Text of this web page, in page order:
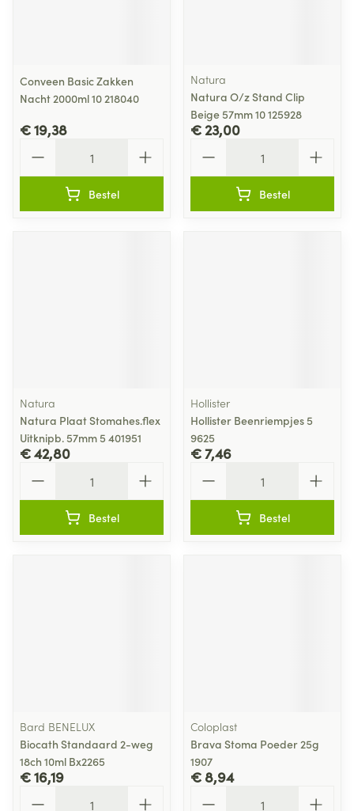
Conveen Basic Zakken
Nacht 2000ml 10 218040
€ 19,38
Bestel
Natura
Natura O/z Stand Clip
Beige 57mm 10 125928
€ 23,00
Bestel
Natura
Natura Plaat Stomahes.flex
Uitknipb. 57mm 5 401951
€ 42,80
Bestel
Hollister
Hollister Beenriempjes 5
9625
€ 7,46
Bestel
Bard BENELUX
Biocath Standaard 2-weg
18ch 10ml Bx2265
€ 16,19
Coloplast
Brava Stoma Poeder 25g
1907
€ 8,94